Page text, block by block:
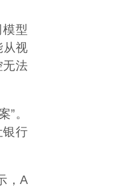
型
从视
无法
。
银行
，A